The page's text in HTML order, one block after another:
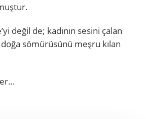
değil de; kadının sesini çalan
sömürüsünü meşru kılan